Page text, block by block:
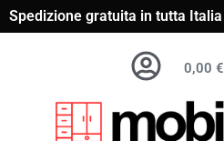
Spedizione gratuita in tutta Italia
0,00 €